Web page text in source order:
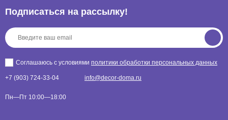
Подписаться на рассылкy!
Соглашаюсь с условиями политики обработки персональных данных
+7 (903) 724-33-04 info@decor-doma.ru
Пн—Пт 10:00—18:00